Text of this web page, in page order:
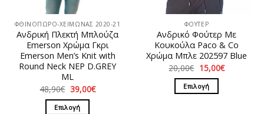
ΦΘΙΝΟΠΩΡΟ-ΧΕΙΜΩΝΑΣ 2020-21
Ανδρική Πλεκτή Μπλούζα
Emerson Χρώμα Γκρι
Emerson Men’s Knit with
Round Neck NEP D.GREY
ML
48,90€ Original
price
was:
48,90€.
39,00€Η
τρέχουσα
Επιλογή
ΦΟΥΤΕΡ
Ανδρικό Φούτερ Με
Κουκούλα Paco & Co
Χρώμα Μπλε 202597 Blue
20,00€ Original
price
was:
20,00€.
15,00€Η
τρέχουσα
Επιλογή